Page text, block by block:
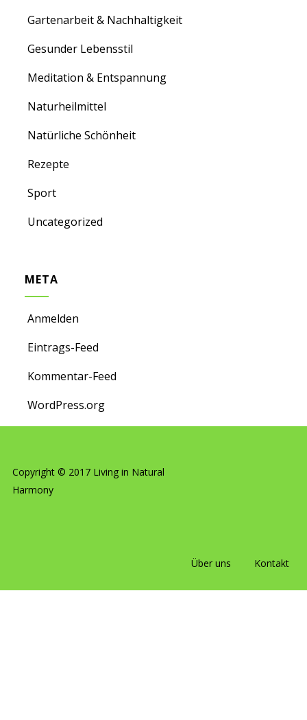
Gartenarbeit & Nachhaltigkeit
Gesunder Lebensstil
Meditation & Entspannung
Naturheilmittel
Natürliche Schönheit
Rezepte
Sport
Uncategorized
META
Anmelden
Eintrags-Feed
Kommentar-Feed
WordPress.org
Copyright © 2017 Living in Natural
Harmony
Über uns Kontakt